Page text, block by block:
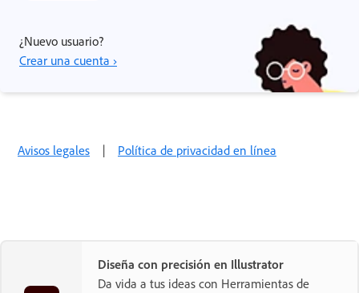
¿Nuevo usuario?
Crear una cuenta ›
Avisos legales | Política de privacidad en línea
Diseña con precisión en Illustrator
Da vida a tus ideas con Herramientas de